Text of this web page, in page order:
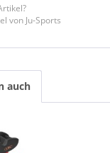
von Ju-Sports
auch